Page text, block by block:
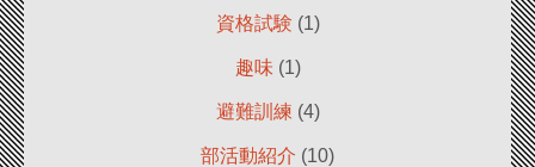
資格試験 (1)
趣味 (1)
避難訓練 (4)
部活動紹介 (10)